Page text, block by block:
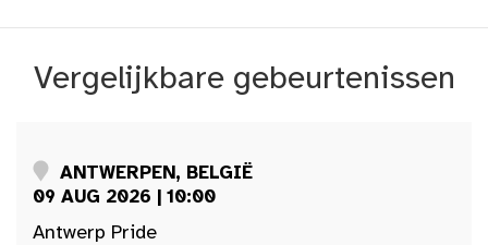
Vergelijkbare gebeurtenissen
ANTWERPEN, BELGIË
09 AUG 2026 | 10:00
Antwerp Pride